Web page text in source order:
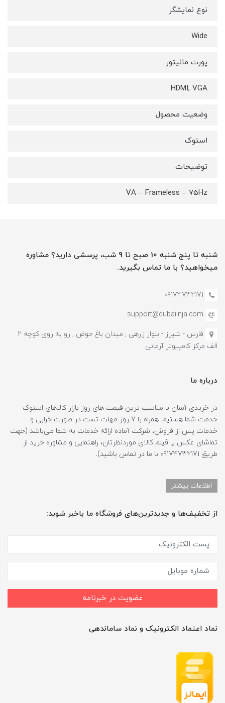
نوع نمایشگر
Wide
پورت مانیتور
HDMI, VGA
وضعیت محصول
استوک
توضیحات
VA – Frameless – 75Hz
شنبه تا پنج شنبه 10 صبح تا 9 شب، پرسشی دارید؟ مشاوره
میخواهید؟ با ما تماس بگیرید.
09174732171
support@dubaiinja.com
فارس - شیراز - بلوار زرهی , میدان باغ حوض , رو به روی کوچه 2
الف مرکز کامپیوتر آرمانی
درباره ما
در خریدی آسان با مناسب ترین قیمت های روز بازار کالاهای استوک
خدمت شما هستیم. همراه با 7 روز مهلت تست در صورت خرابی و
خدمات پس از فروش، شرکت آماده ارائه خدمات به شما می‌باشد (جهت
تماشای عکس یا فیلم کالای موردنظرتان، راهنمایی و مشاوره خرید از
طریق 09174732171 با ما در تماس باشید).
اطلاعات بیشتر
از تخفیف‌ها و جدیدترین‌های فروشگاه ما باخبر شوید:
عضویت در خبرنامه
نماد اعتماد الکترونیک و نماد ساماندهی